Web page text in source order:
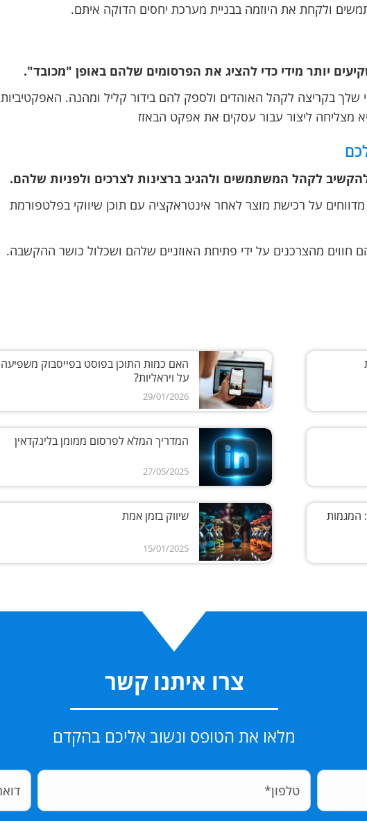
ולקחת את היוזמה בבניית מערכת יחסים הדוקה איתם.
יותר מידי כדי להציג את הפרסומים שלהם באופן "מכובד".
בקריצה לקהל האוהדים ולספק להם בידור קליל ומהנה. האפקטיביות
מצליחה ליצור עבור עסקים את אפקט הבאזז
לקהל המשתמשים ולהגיב ברצינות לצרכים ולפניות שלהם.
מדווחים על רכישת מוצר לאחר אינטראקציה עם תוכן שיווקי בפלטפורמת
חווים מהצרכנים על ידי פתיחת האוזניים שלהם ושכלול כושר ההקשבה.
האם כמות התוכן בפוסט בפייסבוק משפיעה
על ויראליות?
29/01/2026
המדריך המלא לפרסום ממומן בלינקדאין
27/05/2025
המגמות
שיווק בזמן אמת
15/01/2025
צרו איתנו קשר
מלאו את הטופס ונשוב אליכם בהקדם